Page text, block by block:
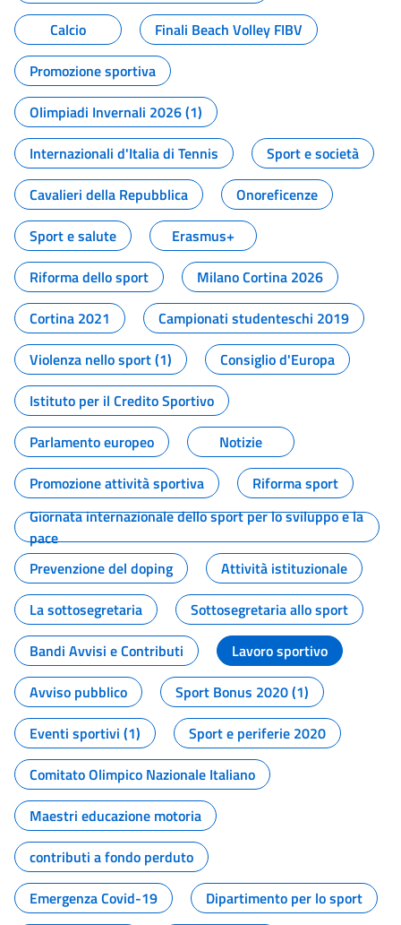
Calcio
Finali Beach Volley FIBV
Promozione sportiva
Olimpiadi Invernali 2026 (1)
Internazionali d'Italia di Tennis
Sport e società
Cavalieri della Repubblica
Onoreficenze
Sport e salute
Erasmus+
Riforma dello sport
Milano Cortina 2026
Cortina 2021
Campionati studenteschi 2019
Violenza nello sport (1)
Consiglio d'Europa
Istituto per il Credito Sportivo
Parlamento europeo
Notizie
Promozione attività sportiva
Riforma sport
Giornata internazionale dello sport per lo sviluppo e la
pace
Prevenzione del doping
Attività istituzionale
La sottosegretaria
Sottosegretaria allo sport
Bandi Avvisi e Contributi
Lavoro sportivo
Avviso pubblico
Sport Bonus 2020 (1)
Eventi sportivi (1)
Sport e periferie 2020
Comitato Olimpico Nazionale Italiano
Maestri educazione motoria
contributi a fondo perduto
Emergenza Covid-19
Dipartimento per lo sport